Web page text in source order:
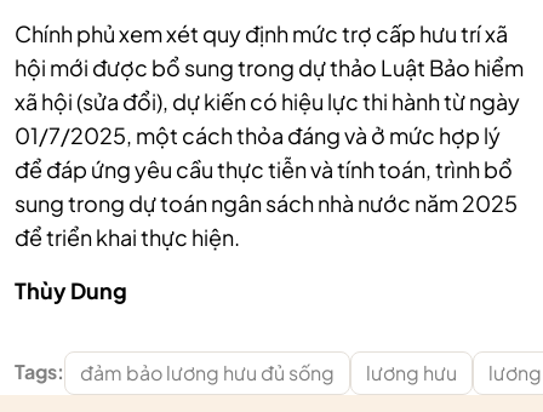
Chính phủ xem xét quy định mức trợ cấp hưu trí xã
hội mới được bổ sung trong dự thảo Luật Bảo hiểm
xã hội (sửa đổi), dự kiến có hiệu lực thi hành từ ngày
01/7/2025, một cách thỏa đáng và ở mức hợp lý
để đáp ứng yêu cầu thực tiễn và tính toán, trình bổ
sung trong dự toán ngân sách nhà nước năm 2025
để triển khai thực hiện.
Thùy Dung
Tags: đảm bảo lương hưu đủ sống lương hưu